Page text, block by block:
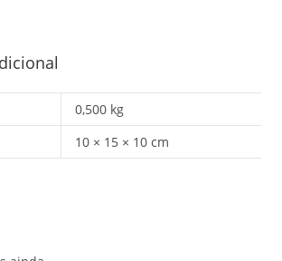
0,500 kg
10 × 15 × 10 cm